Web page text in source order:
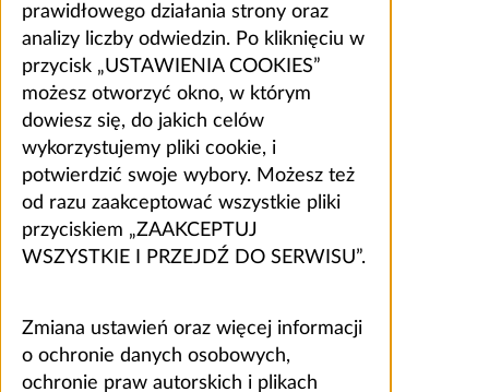
prawidłowego działania strony oraz
analizy liczby odwiedzin. Po kliknięciu w
przycisk „USTAWIENIA COOKIES”
możesz otworzyć okno, w którym
dowiesz się, do jakich celów
wykorzystujemy pliki cookie, i
potwierdzić swoje wybory. Możesz też
od razu zaakceptować wszystkie pliki
przyciskiem „ZAAKCEPTUJ
WSZYSTKIE I PRZEJDŹ DO SERWISU”.
Zmiana ustawień oraz więcej informacji
o ochronie danych osobowych,
ochronie praw autorskich i plikach